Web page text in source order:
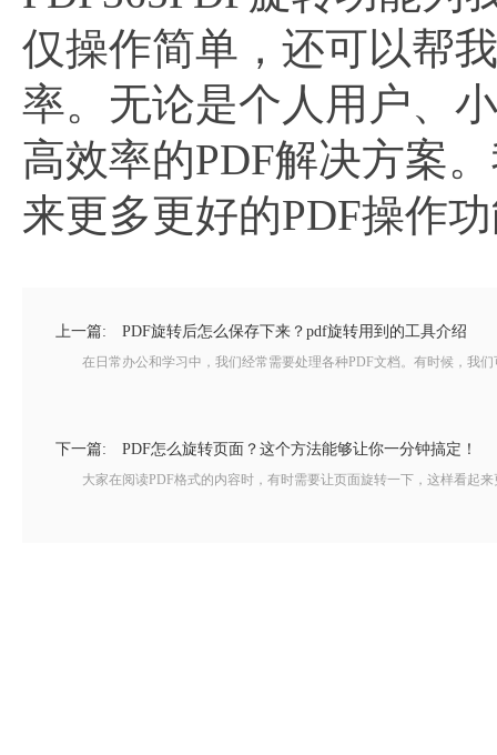
仅操作简单，还可以帮
率。无论是个人用户、
高效率的PDF解决方案
来更多更好的PDF操作
上一篇: PDF旋转后怎么保存下来？pdf旋转用到的工具介绍
在日常办公和学习中，我们经常需要处理各种PDF文档。有时候，我们
下一篇: PDF怎么旋转页面？这个方法能够让你一分钟搞定！
大家在阅读PDF格式的内容时，有时需要让页面旋转一下，这样看起来